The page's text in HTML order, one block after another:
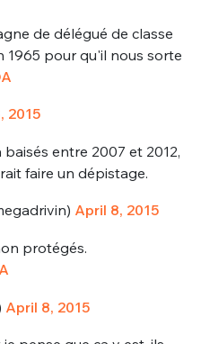
de délégué de classe
1965 pour qu'il nous sorte
2015
entre 2007 et 2012,
faire un dépistage.
April 8, 2015
protégés.
April 8, 2015